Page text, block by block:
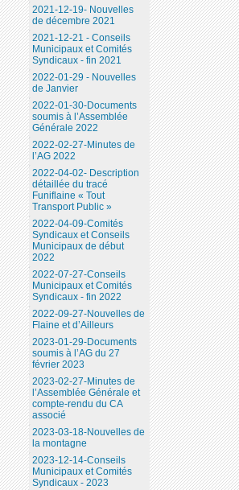
2021-12-19- Nouvelles
de décembre 2021
2021-12-21 - Conseils
Municipaux et Comités
Syndicaux - fin 2021
2022-01-29 - Nouvelles
de Janvier
2022-01-30-Documents
soumis à l’Assemblée
Générale 2022
2022-02-27-Minutes de
l’AG 2022
2022-04-02- Description
détaillée du tracé
Funiflaine « Tout
Transport Public »
2022-04-09-Comités
Syndicaux et Conseils
Municipaux de début
2022
2022-07-27-Conseils
Municipaux et Comités
Syndicaux - fin 2022
2022-09-27-Nouvelles de
Flaine et d’Ailleurs
2023-01-29-Documents
soumis à l’AG du 27
février 2023
2023-02-27-Minutes de
l’Assemblée Générale et
compte-rendu du CA
associé
2023-03-18-Nouvelles de
la montagne
2023-12-14-Conseils
Municipaux et Comités
Syndicaux - 2023